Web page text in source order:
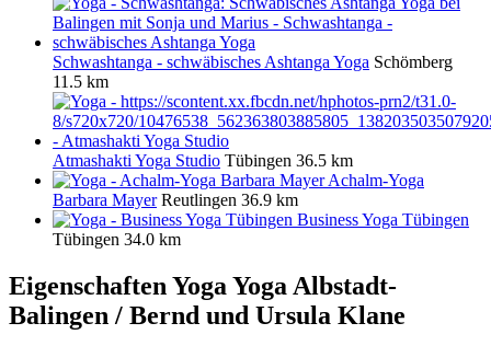
Schwashtanga - schwäbisches Ashtanga Yoga Schömberg
11.5 km
Atmashakti Yoga Studio Tübingen 36.5 km
Achalm-Yoga
Barbara Mayer Reutlingen 36.9 km
Business Yoga Tübingen
Tübingen 34.0 km
Eigenschaften Yoga Yoga Albstadt-
Balingen / Bernd und Ursula Klane